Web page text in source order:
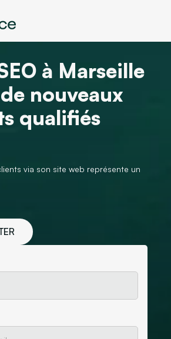
à Marseille
nouveaux
qualifiés
via son site web représente un